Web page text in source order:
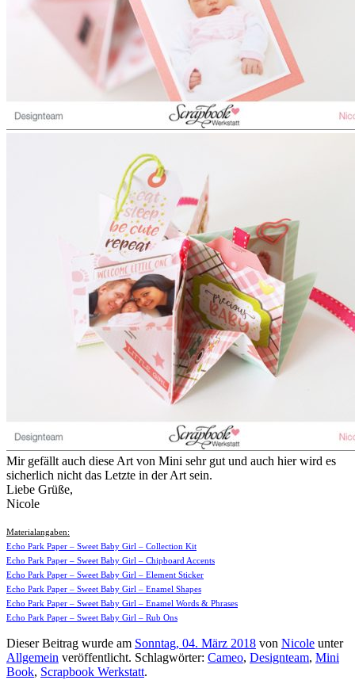
Mir gefällt auch diese Art von Mini sehr gut und auch hier wird es
sicherlich nicht das Letzte in der Art sein.
Liebe Grüße,
Nicole
Materialangaben:
Echo Park Paper – Sweet Baby Girl – Collection Kit
Echo Park Paper – Sweet Baby Girl – Chipboard Accents
Echo Park Paper – Sweet Baby Girl – Element Sticker
Echo Park Paper – Sweet Baby Girl – Enamel Shapes
Echo Park Paper – Sweet Baby Girl – Enamel Words & Phrases
Echo Park Paper – Sweet Baby Girl – Rub Ons
Dieser Beitrag wurde am Sonntag, 04. März 2018 von Nicole unter
Allgemein veröffentlicht. Schlagwörter: Cameo, Designteam, Mini
Book, Scrapbook Werkstatt.